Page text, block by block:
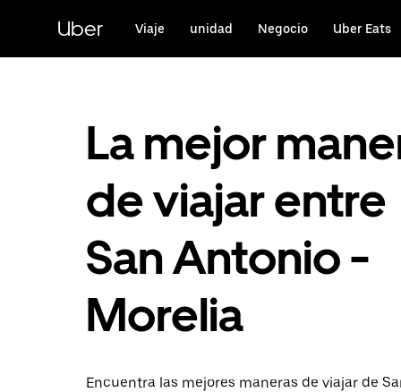
contenido
principal
Uber Viaje unidad Negocio Uber Eats
La mejor
de viajar entre
San Antonio -
Morelia
Encuentra las mejores maneras de viajar de